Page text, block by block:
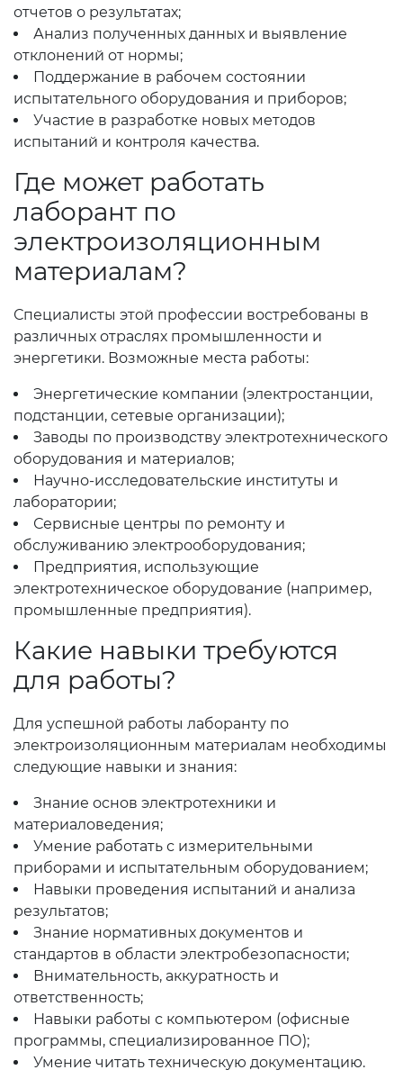
отчетов о результатах;
Анализ полученных данных и выявление
отклонений от нормы;
Поддержание в рабочем состоянии
испытательного оборудования и приборов;
Участие в разработке новых методов
испытаний и контроля качества.
Где может работать
лаборант по
электроизоляционным
материалам?
Специалисты этой профессии востребованы в
различных отраслях промышленности и
энергетики. Возможные места работы:
Энергетические компании (электростанции,
подстанции, сетевые организации);
Заводы по производству электротехнического
оборудования и материалов;
Научно-исследовательские институты и
лаборатории;
Сервисные центры по ремонту и
обслуживанию электрооборудования;
Предприятия, использующие
электротехническое оборудование (например,
промышленные предприятия).
Какие навыки требуются
для работы?
Для успешной работы лаборанту по
электроизоляционным материалам необходимы
следующие навыки и знания:
Знание основ электротехники и
материаловедения;
Умение работать с измерительными
приборами и испытательным оборудованием;
Навыки проведения испытаний и анализа
результатов;
Знание нормативных документов и
стандартов в области электробезопасности;
Внимательность, аккуратность и
ответственность;
Навыки работы с компьютером (офисные
программы, специализированное ПО);
Умение читать техническую документацию.